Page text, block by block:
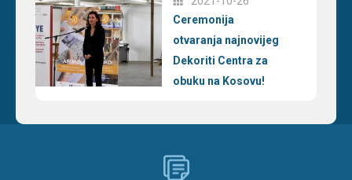
Ceremonija
otvaranja najnovijeg
Dekoriti Centra za
obuku na Kosovu!